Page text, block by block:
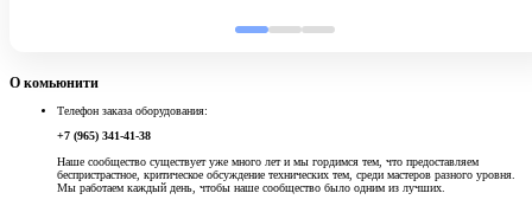
О комьюнити
Телефон заказа оборудования:
+7 (965) 341-41-38
Наше сообщество существует уже много лет и мы гордимся тем, что предоставляем
беспристрастное, критическое обсуждение технических тем, среди мастеров разного уровня.
Мы работаем каждый день, чтобы наше сообщество было одним из лучших.